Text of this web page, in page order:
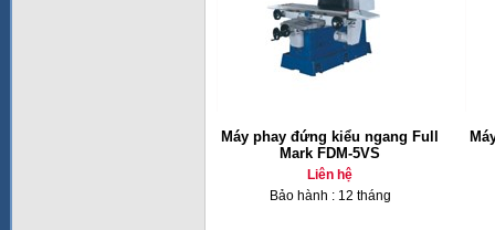
Máy phay đứng kiểu ngang Full
Mark FDM-5VS
Liên hệ
Bảo hành : 12 tháng